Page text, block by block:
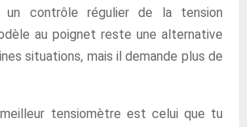
contrôle régulier de la tension
au poignet reste une alternative
situations, mais il demande plus de
tensiomètre est celui que tu